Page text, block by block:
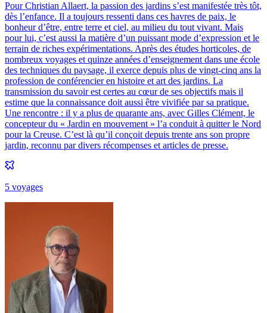
Pour Christian Allaert, la passion des jardins s’est manifestée très tôt,
dès l’enfance. Il a toujours ressenti dans ces havres de paix, le
bonheur d’être, entre terre et ciel, au milieu du tout vivant. Mais
pour lui, c’est aussi la matière d’un puissant mode d’expression et le
terrain de riches expérimentations. Après des études horticoles, de
nombreux voyages et quinze années d’enseignement dans une école
des techniques du paysage, il exerce depuis plus de vingt-cinq ans la
profession de conférencier en histoire et art des jardins. La
transmission du savoir est certes au cœur de ses objectifs mais il
estime que la connaissance doit aussi être vivifiée par sa pratique.
Une rencontre : il y a plus de quarante ans, avec Gilles Clément, le
concepteur du « Jardin en mouvement » l’a conduit à quitter le Nord
pour la Creuse. C’est là qu’il conçoit depuis trente ans son propre
jardin, reconnu par divers récompenses et articles de presse.
5 voyages